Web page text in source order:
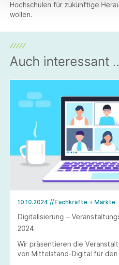
Hochschulen für zukünftige
wollen.
Auch interessant
10.10.2024 // Fachkräfte + Märkte
Digitalisierung –
2024
Wir präsentieren die
von Mittelstand-Digital für den